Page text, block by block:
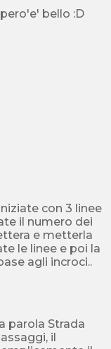
bello :D
con 3 linee
il numero dei
e metterla
le linee e poi la
agli incroci..
parola Strada
il